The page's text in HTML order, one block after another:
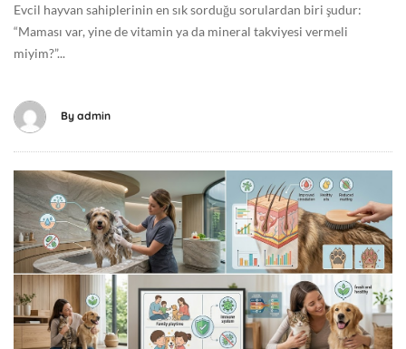
0
0
G
e
2
6
-
1
-
8
T
1
0
:
2
7
:
0
Evcil hayvan sahiplerinin en sık sorduğu sorulardan biri şudur:
“Maması var, yine de vitamin ya da mineral takviyesi vermeli
miyim?”...
By admin
a
y
ı
s
3